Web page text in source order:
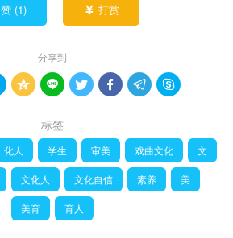
赞 (1)  打赏
分享到
     
标签
化人 学生 审美 戏曲文化 文
文化人 文化自信 素养 美
美育 育人